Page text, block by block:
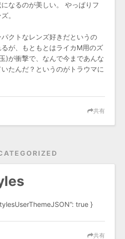
なるのが美しい。 やっぱりフ
。
クトなレンズ好きだというの
が、もともとはライカM用のズ
)が衝撃で、なんで今まであんな
たんだ？というのがトラウマに
共有
true }
共有